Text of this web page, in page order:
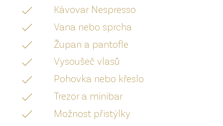
Kávovar Nespresso
Vana nebo sprcha
Župan a pantofle
Vysoušeč vlasů
Pohovka nebo křeslo
Trezor a minibar
Možnost přistýlky